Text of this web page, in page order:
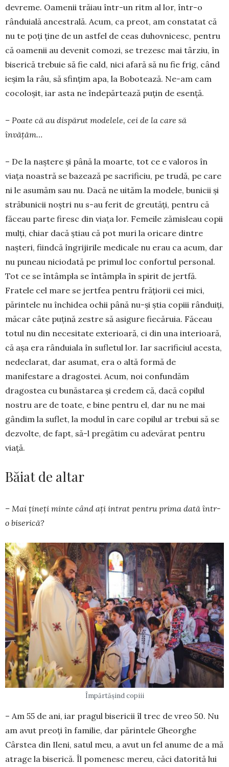
devreme. Oamenii trăiau într-un ritm al lor, într-o
rânduială ancestrală. Acum, ca preot, am constatat că
nu te poți ține de un astfel de ceas duhovnicesc, pentru
că oamenii au devenit comozi, se trezesc mai târziu, în
biserică trebuie să fie cald, nici afară să nu fie frig, când
ieșim la râu, să sfințim apa, la Bobotează. Ne-am cam
cocoloșit, iar asta ne îndepărtează puțin de esență.
– Poate că au dispărut modelele, cei de la care să
învățăm…
– De la naștere și până la moarte, tot ce e valoros în
viața noastră se bazează pe sacrificiu, pe trudă, pe care
ni le asumăm sau nu. Dacă ne uităm la modele, bunicii și
străbunicii noștri nu s-au ferit de greutăți, pentru că
făceau parte firesc din viața lor. Femeile zămisleau copii
mulți, chiar dacă știau că pot muri la oricare dintre
nașteri, fiindcă îngrijirile medicale nu erau ca acum, dar
nu puneau niciodată pe primul loc confortul personal.
Tot ce se întâmpla se întâmpla în spirit de jertfă.
Fratele cel mare se jertfea pentru frățiorii cei mici,
părintele nu închidea ochii până nu-și știa copiii rânduiți,
măcar câte puțină zestre să asigure fiecăruia. Făceau
totul nu din necesitate exterioară, ci din una interioară,
că așa era rânduiala în sufletul lor. Iar sacrificiul acesta,
nedeclarat, dar asumat, era o altă formă de
manifestare a dragostei. Acum, noi confundăm
dragostea cu bunăstarea și credem că, dacă copilul
nostru are de toate, e bine pentru el, dar nu ne mai
gândim la suflet, la modul în care copilul ar trebui să se
dezvolte, de fapt, să-l pregătim cu adevărat pentru
viață.
Băiat de altar
– Mai țineți minte când ați intrat pentru prima dată într-
o biserică?
Împărtășind copiii
– Am 55 de ani, iar pragul bisericii îl trec de vreo 50. Nu
am avut preoți în familie, dar părintele Gheor­ghe
Cârstea din Ileni, satul meu, a avut un fel anume de a mă
atrage la biserică. Îl pomenesc mereu, căci datorită lui